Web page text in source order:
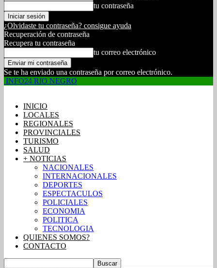
tu contraseña
¿Olvidaste tu contraseña? consigue ayuda
Recuperación de contraseña
Recupera tu contraseña
tu correo electrónico
Se te ha enviado una contraseña por correo electrónico.
INFO24 RIO NEGRO
INICIO
LOCALES
REGIONALES
PROVINCIALES
TURISMO
SALUD
+ NOTICIAS
NACIONALES
INTERNACIONALES
DEPORTES
ESPECTACULOS
POLICIALES
ECONOMIA
POLITICA
TECNOLOGIA
QUIENES SOMOS?
CONTACTO